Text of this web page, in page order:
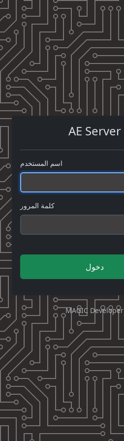
AE Server
اسم المستخدم
كلمة المرور
دخول
MAGIC Developer